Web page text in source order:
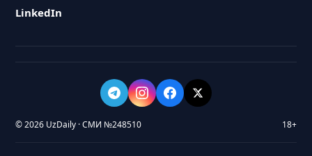
LinkedIn
© 2026 UzDaily · СМИ №248510 18+